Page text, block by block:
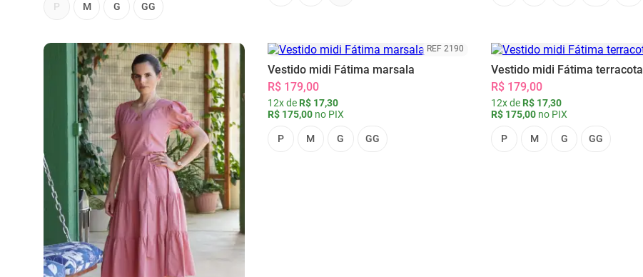
P M G GG
REF 2190
Vestido midi Fátima marsala
R$ 179,00
12x de R$ 17,30
R$ 175,00no PIX
P M G GG
Vestido midi Fátima terracota
R$ 179,00
12x de R$ 17,30
R$ 175,00 no PIX
P M G GG